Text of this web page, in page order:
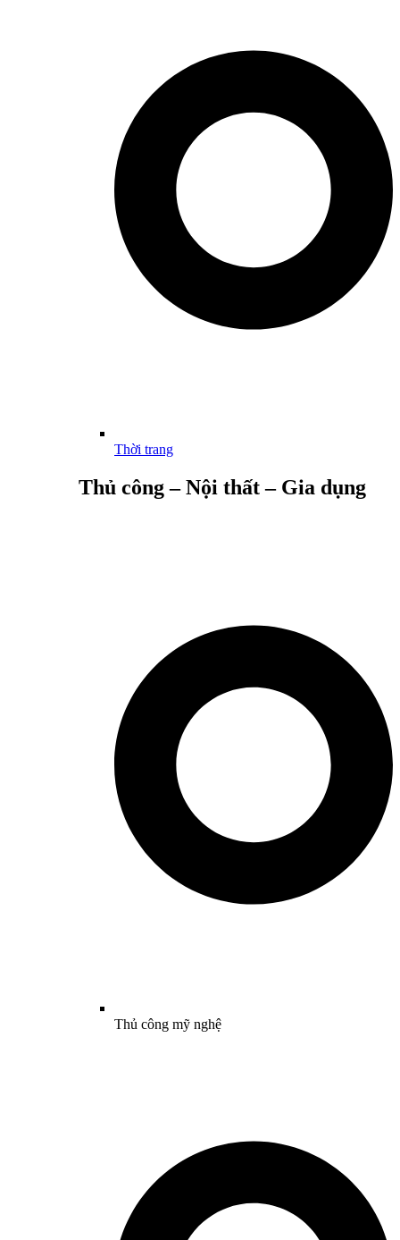
Thời trang
Thủ công – Nội thất – Gia dụng
Thủ công mỹ nghệ